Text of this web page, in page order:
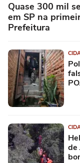
Quase 300 mil
em SP na
Prefeitura
de